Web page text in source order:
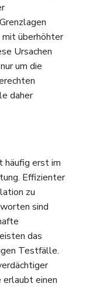
überhöhter
Ursachen
um die
daher
häufig erst im
Effizienter
zu
sind
das
Testfälle.
erlaubt einen